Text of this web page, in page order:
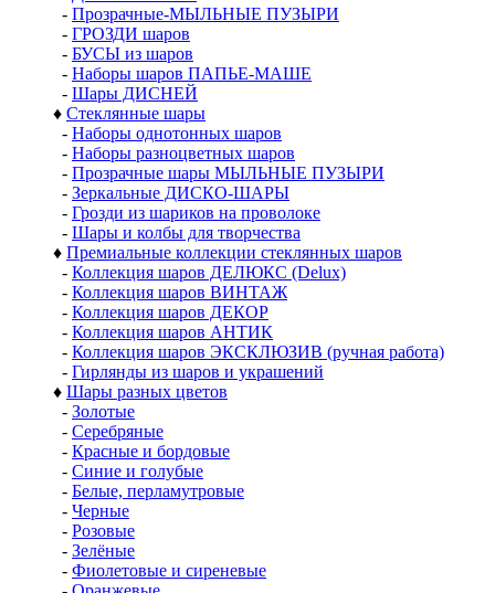
Шары
Шары из пластика
Шары 30 - 50 мм
Шары 60 мм
Шары 65 - 90 мм
Шары 100-120 мм
-Шары 140 - 150 мм
-Шары от 200 мм
Наборы шаров ДЕЛЮКС
Шары с ДЕКОРОМ
ПЭТ ШАРЫ
ДИСКО-ШАРЫ
Прозрачные-МЫЛЬНЫЕ ПУЗЫРИ
-ГРОЗДИ шаров
-БУСЫ из шаров
Наборы шаров ПАПЬЕ-МАШЕ
Шары ДИСНЕЙ
Стеклянные шары
Наборы однотонных шаров
Наборы разноцветных шаров
Прозрачные шары МЫЛЬНЫЕ ПУЗЫРИ
Зеркальные ДИСКО-ШАРЫ
Грозди из шариков на проволоке
Шары и колбы для творчества